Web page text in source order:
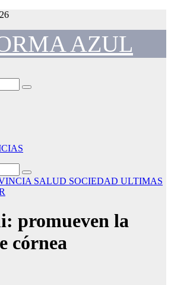
AZUL
SALUD SOCIEDAD ULTIMAS
promueven la
córnea